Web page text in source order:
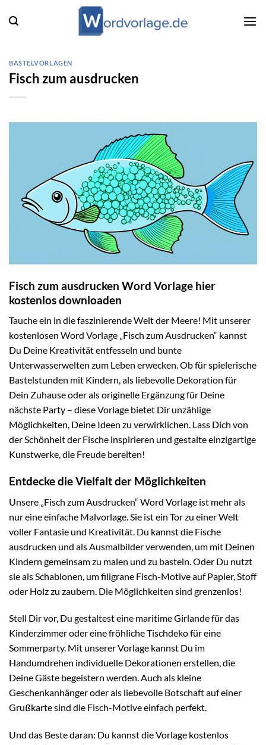
Inhalt
BASTELVORLAGEN
Fisch zum ausdrucken
Fisch zum ausdrucken Word Vorlage hier
kostenlos downloaden
Tauche ein in die faszinierende Welt der Meere! Mit unserer
kostenlosen Word Vorlage „Fisch zum Ausdrucken“ kannst
Du Deine Kreativität entfesseln und bunte
Unterwasserwelten zum Leben erwecken. Ob für spielerische
Bastelstunden mit Kindern, als liebevolle Dekoration für
Dein Zuhause oder als originelle Ergänzung für Deine
nächste Party – diese Vorlage bietet Dir unzählige
Möglichkeiten, Deine Ideen zu verwirklichen. Lass Dich von
der Schönheit der Fische inspirieren und gestalte einzigartige
Kunstwerke, die Freude bereiten!
Entdecke die Vielfalt der Möglichkeiten
Unsere „Fisch zum Ausdrucken“ Word Vorlage ist mehr als
nur eine einfache Malvorlage. Sie ist ein Tor zu einer Welt
voller Fantasie und Kreativität. Du kannst die Fische
ausdrucken und als Ausmalbilder verwenden, um mit Deinen
Kindern gemeinsam zu malen und zu basteln. Oder Du nutzt
sie als Schablonen, um filigrane Fisch-Motive auf Papier, Stoff
oder Holz zu zaubern. Die Möglichkeiten sind grenzenlos!
Stell Dir vor, Du gestaltest eine maritime Girlande für das
Kinderzimmer oder eine fröhliche Tischdeko für eine
Sommerparty. Mit unserer Vorlage kannst Du im
Handumdrehen individuelle Dekorationen erstellen, die
Deine Gäste begeistern werden. Auch als kleine
Geschenkanhänger oder als liebevolle Botschaft auf einer
Grußkarte sind die Fisch-Motive einfach perfekt.
Und das Beste daran: Du kannst die Vorlage kostenlos